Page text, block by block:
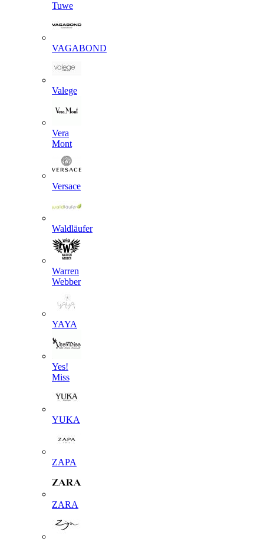
Tuwe
VAGABOND
Valege
Vera
Mont
Versace
Waldläufer
Warren
Webber
YAYA
Yes!
Miss
YUKA
ZAPA
ZARA